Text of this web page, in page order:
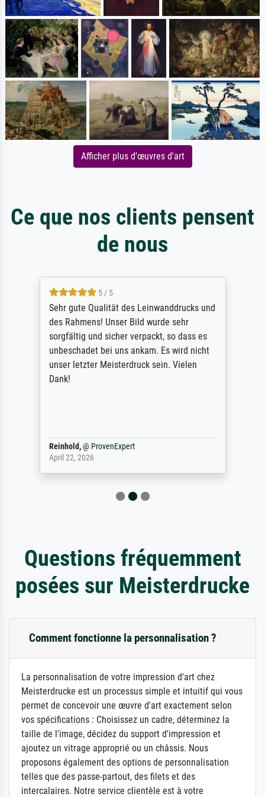
Afficher plus d'œuvres d'art
Ce que nos clients pensent
de nous
5 / 5
Sehr gute Qualität des Leinwanddrucks und
des Rahmens! Unser Bild wurde sehr
sorgfältig und sicher verpackt, so dass es
unbeschadet bei uns ankam. Es wird nicht
unser letzter Meisterdruck sein. Vielen
Dank!
Reinhold,@ ProvenExpert
April 22, 2026
Questions fréquemment
posées sur Meisterdrucke
Comment fonctionne la personnalisation ?
La personnalisation de votre impression d'art chez
Meisterdrucke est un processus simple et intuitif qui vous
permet de concevoir une œuvre d'art exactement selon
vos spécifications : Choisissez un cadre, déterminez la
taille de l'image, décidez du support d'impression et
ajoutez un vitrage approprié ou un châssis. Nous
proposons également des options de personnalisation
telles que des passe-partout, des filets et des
intercalaires. Notre service clientèle est à votre